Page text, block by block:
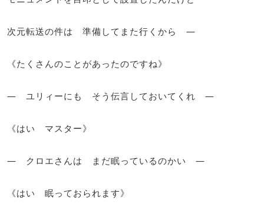
次元転送の件は 準備してまた行くから ―
《たくさんのことがあったのですね》
― ユリィーにも そう伝言しておいてくれ ―
《はい マスター》
― クロエさんは まだ眠っているのかい ―
《はい 眠っておられます》